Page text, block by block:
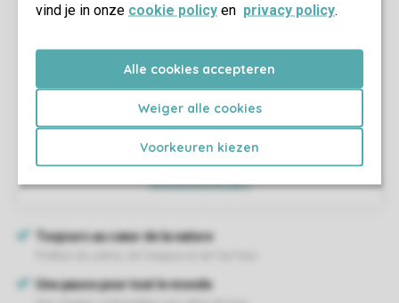
vind je in onze cookie policy en privacy policy.
Alle cookies accepteren
Weiger alle cookies
Voorkeuren kiezen